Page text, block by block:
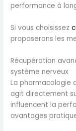
performance à
Si vous choisissez
proposerons les
Récupération
système nerveux
La pharmacologie
agit directement
influencent la
avantages